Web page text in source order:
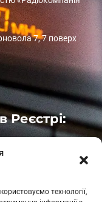
технології,
7, 7 поверх
Реєстрі: